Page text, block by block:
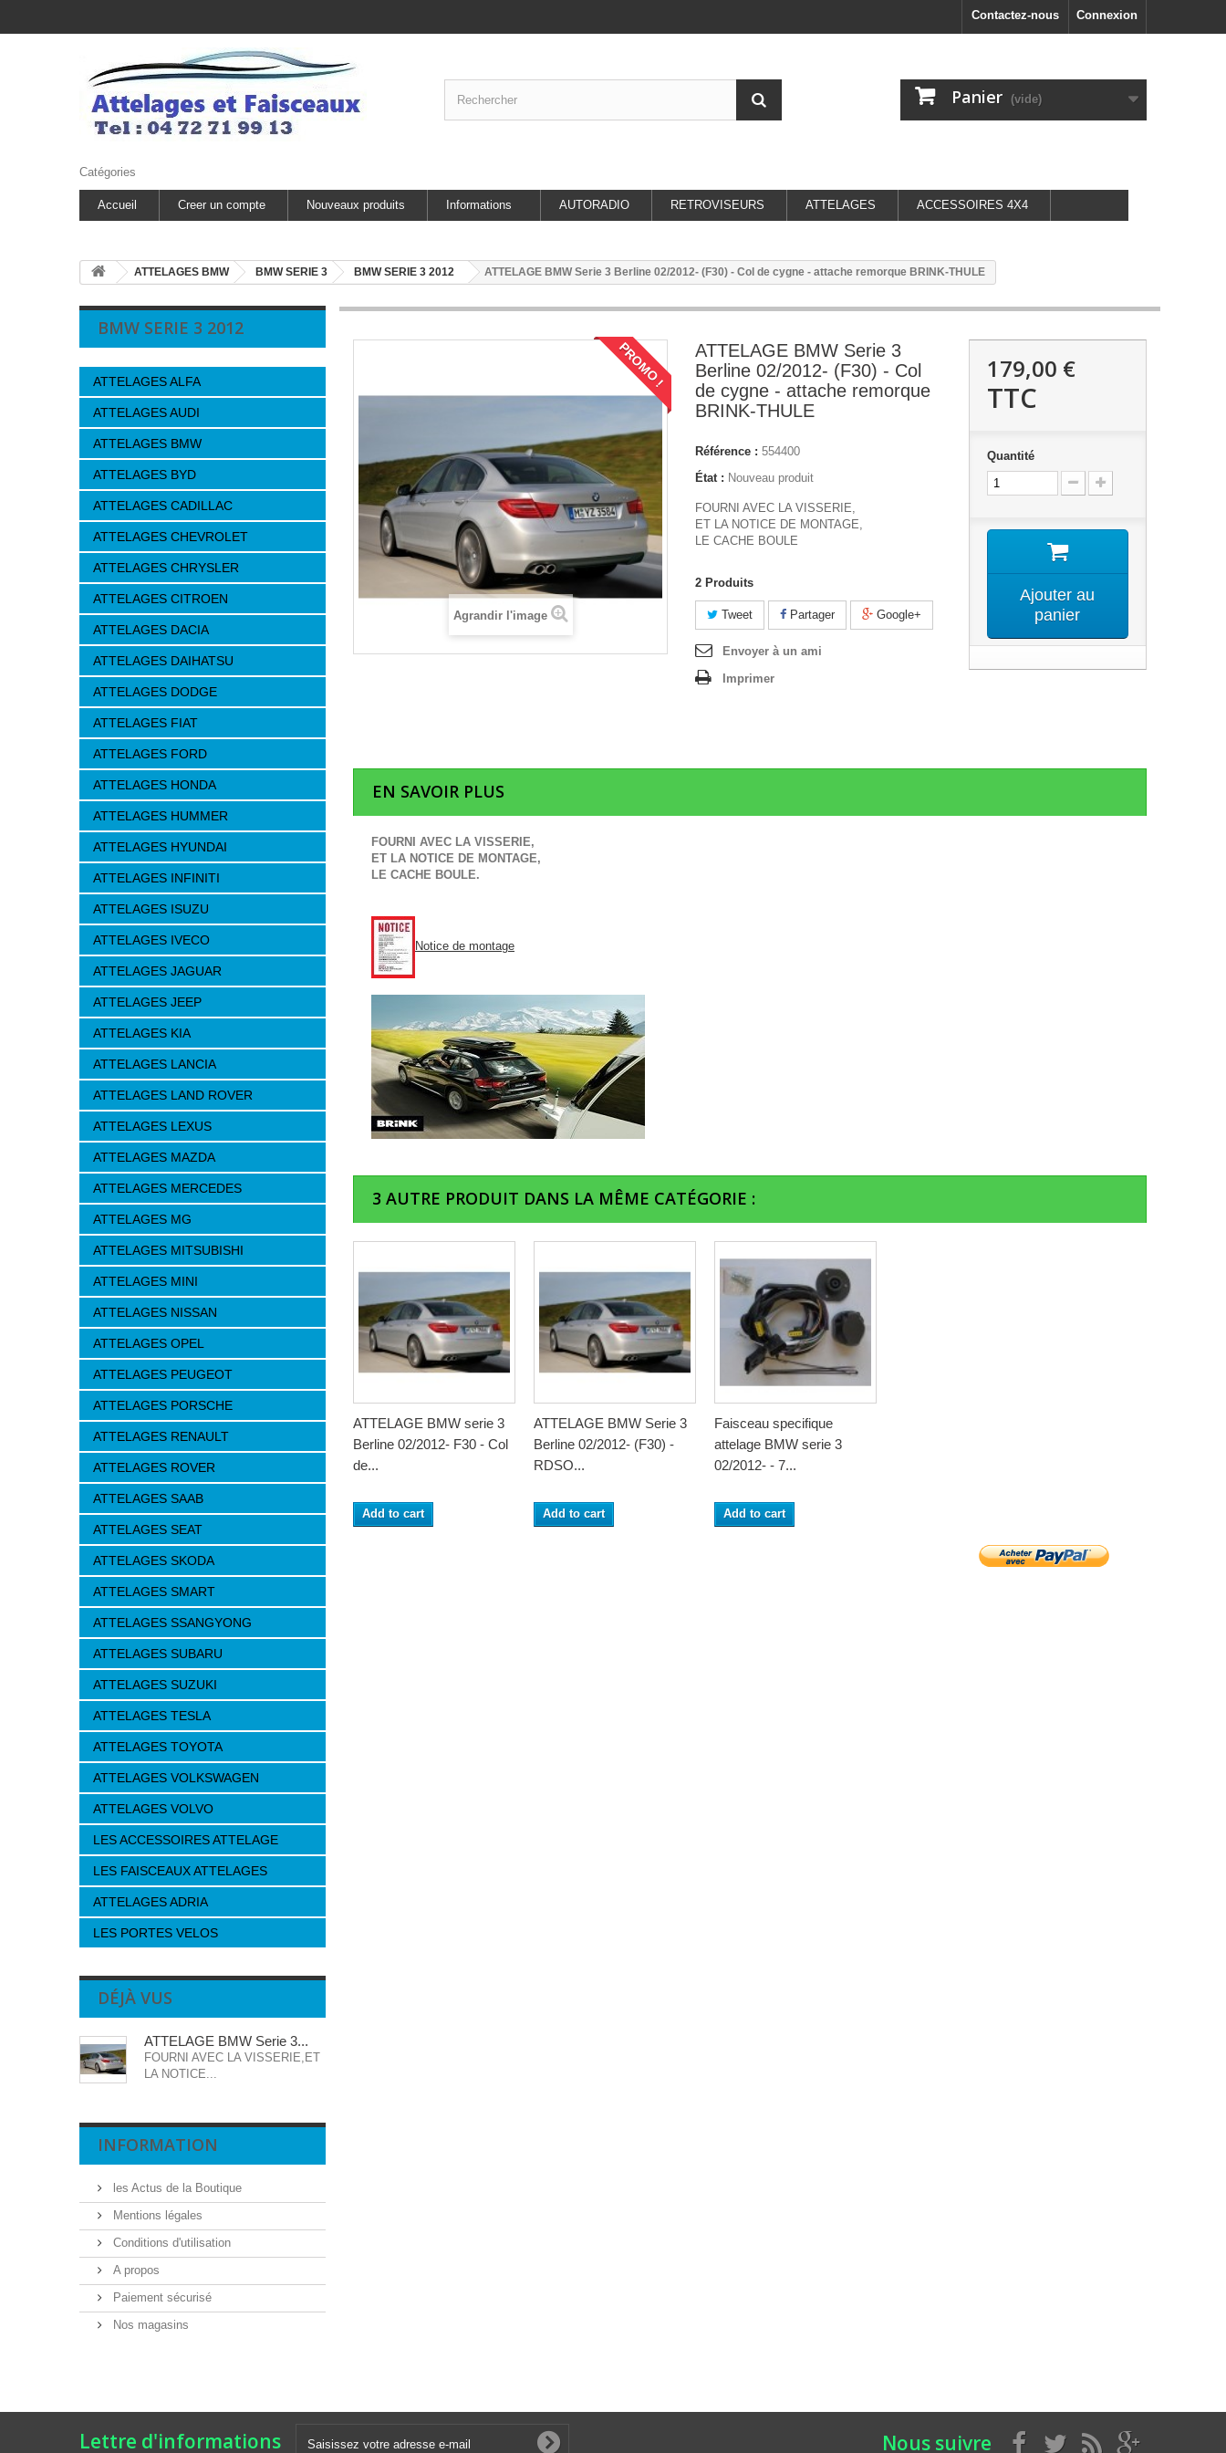
Connexion
Contactez-nous
Panier (vide)
Catégories
Accueil Creer un compte Nouveaux produits Informations AUTORADIO RETROVISEURS ATTELAGES ACCESSOIRES 4X4
ATTELAGES BMW BMW SERIE 3 BMW SERIE 3 2012 ATTELAGE BMW Serie 3 Berline 02/2012- (F30) - Col de cygne - attache remorque BRINK-THULE
BMW SERIE 3 2012
ATTELAGES ALFA
ATTELAGES AUDI
ATTELAGES BMW
ATTELAGES BYD
ATTELAGES CADILLAC
ATTELAGES CHEVROLET
ATTELAGES CHRYSLER
ATTELAGES CITROEN
ATTELAGES DACIA
ATTELAGES DAIHATSU
ATTELAGES DODGE
ATTELAGES FIAT
ATTELAGES FORD
ATTELAGES HONDA
ATTELAGES HUMMER
ATTELAGES HYUNDAI
ATTELAGES INFINITI
ATTELAGES ISUZU
ATTELAGES IVECO
ATTELAGES JAGUAR
ATTELAGES JEEP
ATTELAGES KIA
ATTELAGES LANCIA
ATTELAGES LAND ROVER
ATTELAGES LEXUS
ATTELAGES MAZDA
ATTELAGES MERCEDES
ATTELAGES MG
ATTELAGES MITSUBISHI
ATTELAGES MINI
ATTELAGES NISSAN
ATTELAGES OPEL
ATTELAGES PEUGEOT
ATTELAGES PORSCHE
ATTELAGES RENAULT
ATTELAGES ROVER
ATTELAGES SAAB
ATTELAGES SEAT
ATTELAGES SKODA
ATTELAGES SMART
ATTELAGES SSANGYONG
ATTELAGES SUBARU
ATTELAGES SUZUKI
ATTELAGES TESLA
ATTELAGES TOYOTA
ATTELAGES VOLKSWAGEN
ATTELAGES VOLVO
LES ACCESSOIRES ATTELAGE
LES FAISCEAUX ATTELAGES
ATTELAGES ADRIA
LES PORTES VELOS
DÉJÀ VUS
ATTELAGE BMW Serie 3...
FOURNI AVEC LA VISSERIE,ET
LA NOTICE...
INFORMATION
les Actus de la Boutique
Mentions légales
Conditions d'utilisation
A propos
Paiement sécurisé
Nos magasins
PROMO !
Agrandir l'image
ATTELAGE BMW Serie 3
Berline 02/2012- (F30) - Col
de cygne - attache remorque
BRINK-THULE
Référence : 554400
État : Nouveau produit
FOURNI AVEC LA VISSERIE,
ET LA NOTICE DE MONTAGE,
LE CACHE BOULE
2 Produits
Tweet Partager Google+
Envoyer à un ami
Imprimer
179,00 €
TTC
Quantité
Ajouter au
panier
EN SAVOIR PLUS
FOURNI AVEC LA VISSERIE,
ET LA NOTICE DE MONTAGE,
LE CACHE BOULE.
Notice de montage
3 AUTRE PRODUIT DANS LA MÊME CATÉGORIE :
ATTELAGE BMW serie 3
Berline 02/2012- F30 - Col
de...
Add to cart
ATTELAGE BMW Serie 3
Berline 02/2012- (F30) -
RDSO...
Add to cart
Faisceau specifique
attelage BMW serie 3
02/2012- - 7...
Add to cart
Lettre d'informations Nous suivre